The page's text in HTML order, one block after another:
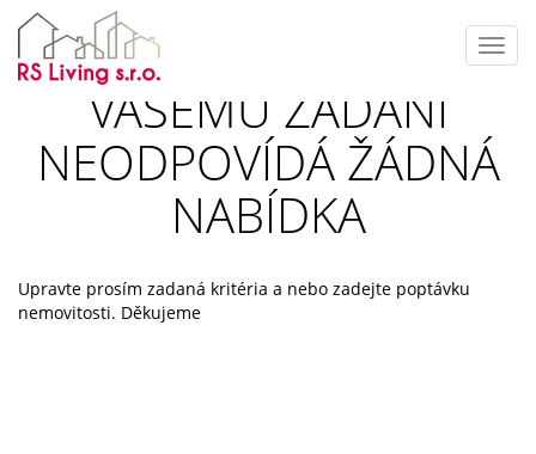
VAŠEMU ZADÁNÍ
NEODPOVÍDÁ ŽÁDNÁ
NABÍDKA
Upravte prosím zadaná kritéria a nebo zadejte poptávku
nemovitosti. Děkujeme